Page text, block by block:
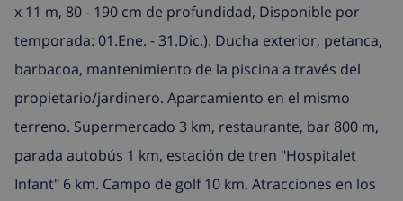
x 11 m, 80 - 190 cm de profundidad, Disponible por
temporada: 01.Ene. - 31.Dic.). Ducha exterior, petanca,
barbacoa, mantenimiento de la piscina a través del
propietario/jardinero. Aparcamiento en el mismo
terreno. Supermercado 3 km, restaurante, bar 800 m,
parada autobús 1 km, estación de tren "Hospitalet
Infant" 6 km. Campo de golf 10 km. Atracciones en los